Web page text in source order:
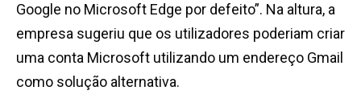
Google no Microsoft Edge por defeito”. Na altura, a
empresa sugeriu que os utilizadores poderiam criar
uma conta Microsoft utilizando um endereço Gmail
como solução alternativa.